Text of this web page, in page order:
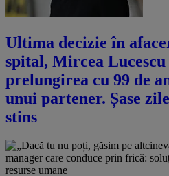
Ultima decizie în
spital, Mircea
prelungirea cu 99 de
unui partener. Șase
stins